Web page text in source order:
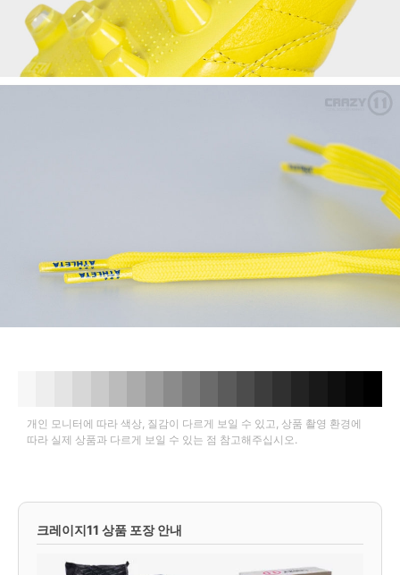
개인 모니터에 따라 색상, 질감이 다르게 보일 수 있고, 상품 촬영 환경에
따라 실제 상품과 다르게 보일 수 있는 점 참고해주십시오.
크레이지11 상품 포장 안내